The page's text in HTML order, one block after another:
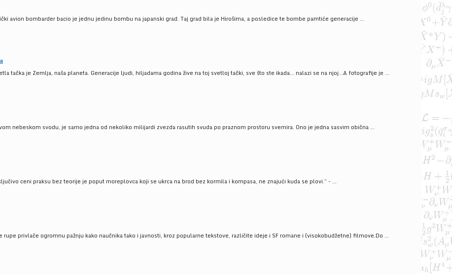
avion bombarder bacio je jednu jedinu bombu na japanski grad. Taj grad bila je Hirošima, a posledice te bombe pamtiće generacije ...
tačka je Zemlja, naša planeta. Generacije ljudi, hiljadama godina žive na toj svetloj tački, sve što ste ikada… nalazi se na njoj…A fotografije je ...
nebeskom svodu, je samo jedna od nekoliko milijardi zvezda rasutih svuda po praznom prostoru svemira. Ono je jedna sasvim obična ...
ceni praksu bez teorije je poput moreplovca koji se ukrca na brod bez kormila i kompasa, ne znajući kuda se plovi.” - ...
rupe privlače ogromnu pažnju kako naučnika tako i javnosti, kroz popularne tekstove, različite ideje i SF romane i (visokobudžetne) filmove.Do ...